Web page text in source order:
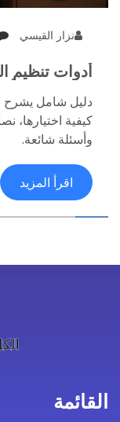
نزار القيسي
أدوات تنظيم
واستخدام
دليل شامل يشرح
كيفية اختيارها،
وأسئلة شائعة.
اقرأ المزيد
القائمة